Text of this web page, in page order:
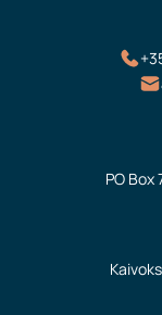
PO Box